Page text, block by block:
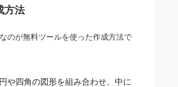
方法
のが無料ツールを使った作成方法で
や四角の図形を組み合わせ、中に